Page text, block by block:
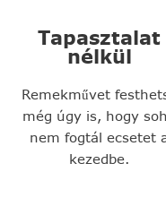
Tapasztalat
nélkül
Remekművet
még úgy is, hogy
nem fogtál ecsetet
kezedbe.